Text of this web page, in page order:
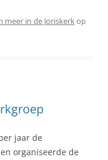
meer in de Joriskerkop
jaar de
organiseerde de